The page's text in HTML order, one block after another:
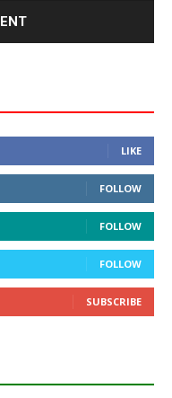
LIKE
FOLLOW
FOLLOW
FOLLOW
SUBSCRIBE